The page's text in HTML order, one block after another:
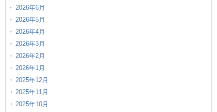
2026年6月
2026年5月
2026年4月
2026年3月
2026年2月
2026年1月
2025年12月
2025年11月
2025年10月